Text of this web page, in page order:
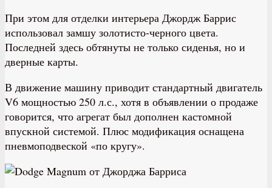
При этом для отделки интерьера Джордж Баррис
использовал замшу золотисто-черного цвета.
Последней здесь обтянуты не только сиденья, но и
дверные карты.
В движение машину приводит стандартный двигатель
V6 мощностью 250 л.с., хотя в объявлении о продаже
говорится, что агрегат был дополнен кастомной
впускной системой. Плюс модификация оснащена
пневмоподвеской «по кругу».